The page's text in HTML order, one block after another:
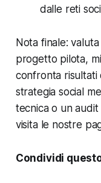
dalle reti
Nota finale:
progetto pilota,
confronta risultati
strategia social
tecnica o un
visita le nostre
Condividi